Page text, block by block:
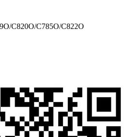
C820O/C785O/C822O